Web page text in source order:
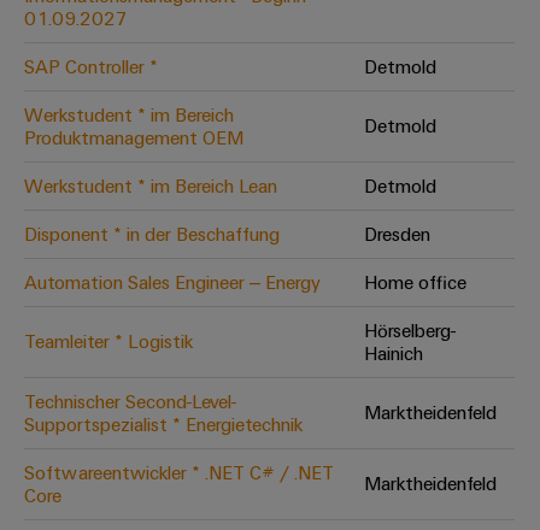
Abwasseraufbereitung
Lösungen
für
die
Wasser-
und
Wasserstoff
Schlüsseltechnologie
die
Windenergie
Effizienter
von
Werkzeuge
Automaten
Software
Infrastructure
Assemblierungsservice
Bestückte
01.09.2027
SAP Controller *
Detmold
Werkstudent * im Bereich
Produktmanagement OEM
Detmold
Werkstudent * im Bereich Lean
Detmold
Disponent * in der Beschaffung
Dresden
Automation Sales Engineer – Energy
Home office
Teamleiter * Logistik
Hörselberg-
Hainich
Technischer Second-Level-
Supportspezialist * Energietechnik
Marktheidenfeld
Softwareentwickler * .NET C# / .NET
Core
Marktheidenfeld